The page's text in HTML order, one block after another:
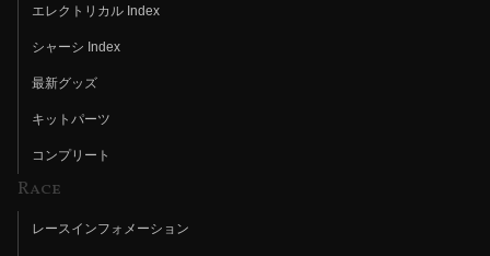
エレクトリカル Index
シャーシ Index
最新グッズ
キットパーツ
コンプリート
Race
レースインフォメーション